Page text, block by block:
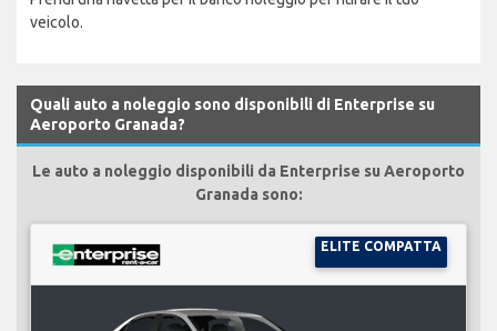
veicolo.
Quali auto a noleggio sono disponibili di Enterprise su
Aeroporto Granada?
Le auto a noleggio disponibili da Enterprise su Aeroporto
Granada sono:
ELITE COMPATTA